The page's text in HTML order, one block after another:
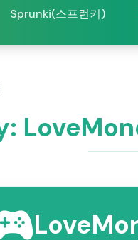
Sprunki(스프런키)